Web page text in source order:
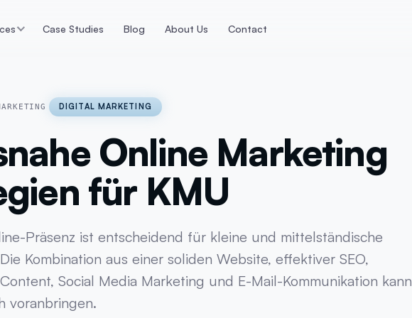
Technologien
Shopify
Webshop Lösungen
WooCommerce
E-Commerce Tracking
Google Tracking
Case Studies Blog About Us Contact
DIGITAL MARKETING
Online Marketing
für KMU
Präsenz ist entscheidend für kleine und mittelständische
Kombination aus einer soliden Website, effektiver SEO,
Social Media Marketing und E-Mail-Kommunikation kann
voranbringen.